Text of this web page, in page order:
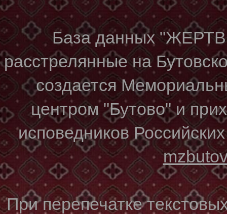
База данных
расстрелянные на
создается
центром "Бутово" и
исповедников
При перепечатке